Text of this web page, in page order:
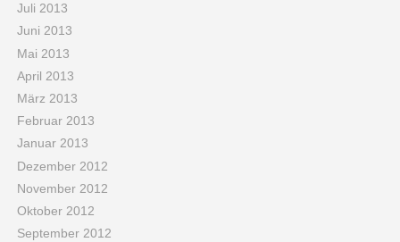
Juli 2013
Juni 2013
Mai 2013
April 2013
März 2013
Februar 2013
Januar 2013
Dezember 2012
November 2012
Oktober 2012
September 2012